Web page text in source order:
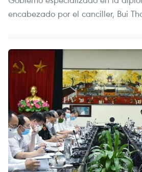
encabezado por el canciller, Bui